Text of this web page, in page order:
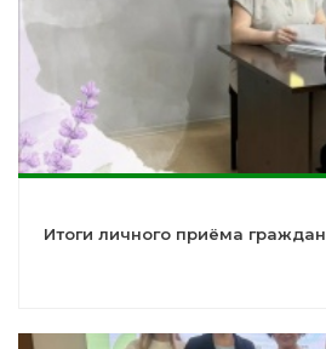
Итоги личного приёма граждан